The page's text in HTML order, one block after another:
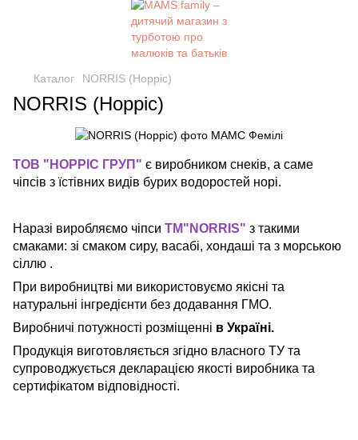
Каталог NORRIS (Норріс)
NORRIS (Норріс)
ТОВ "НОРРІС ГРУП" є виробником снеків, а саме
чіпсів з їстівних видів бурих водоростей норі.
Наразі виробляємо чіпси ТМ"NORRIS" з такими
смаками: зі смаком сиру, васабі, хондаші та з морською
сіллю .
При виробництві ми використовуємо якісні тa
натуральні інгредієнти без додавання ГМО.
Виробничі потужності розміщенні в Україні.
Продукція виготовляється згідно власного ТУ та
супроводжується декларацією якості виробника та
сертифікатом відповідності.